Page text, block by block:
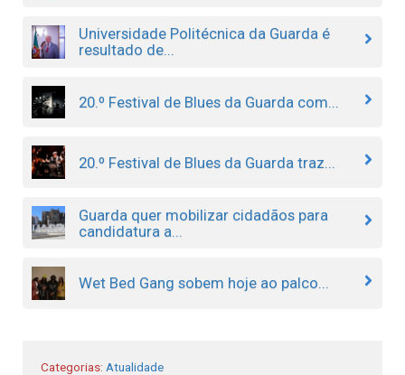
Universidade Politécnica da Guarda é
resultado de...
20.º Festival de Blues da Guarda com...
20.º Festival de Blues da Guarda traz...
Guarda quer mobilizar cidadãos para
candidatura a...
Wet Bed Gang sobem hoje ao palco...
Categorias: Atualidade